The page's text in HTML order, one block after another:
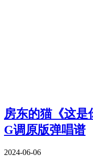
房东的猫《这是
G调原版弹唱谱
2024-06-06